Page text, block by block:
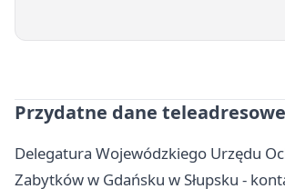
Przydatne dane teleadresowe
Delegatura Wojewódzkiego Urzędu
Zabytków w Gdańsku w Słupsku -